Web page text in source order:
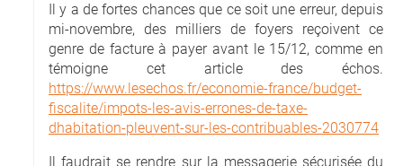
Il y a de fortes chances que ce soit une erreur, depuis
mi-novembre, des milliers de foyers reçoivent ce
genre de facture à payer avant le 15/12, comme en
témoigne cet article des échos.
https://www.lesechos.fr/economie-france/budget-
fiscalite/impots-les-avis-errones-de-taxe-
dhabitation-pleuvent-sur-les-contribuables-2030774
Il faudrait se rendre sur la messagerie sécurisée du